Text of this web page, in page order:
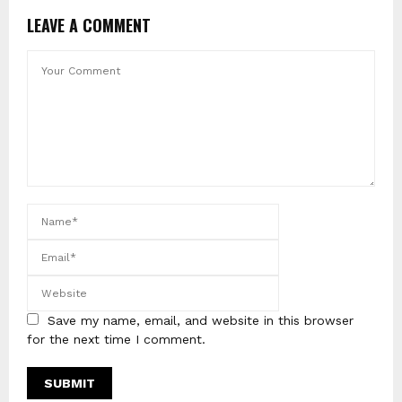
LEAVE A COMMENT
Save my name, email, and website in this browser
for the next time I comment.